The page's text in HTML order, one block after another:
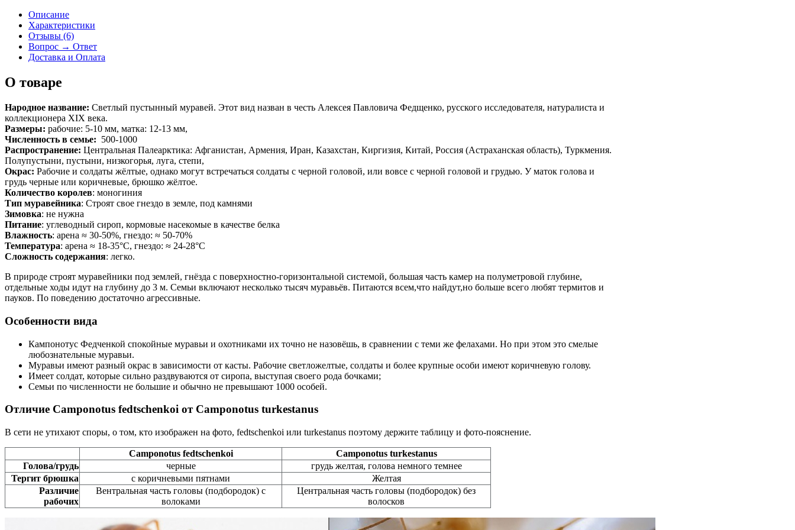
Описание
Характеристики
Отзывы (6)
Вопрос → Ответ
Доставка и Оплата
О товаре
Народное название: Светлый пустынный муравей. Этот вид назван в честь Алексея Павловича Федщенко, русского исследователя, натуралиста и
коллекционера XIX века.
Размеры: рабочие: 5-10 мм, матка: 12-13 мм,
Численность в семье: 500-1000
Распространение: Центральная Палеарктика: Афганистан, Армения, Иран, Казахстан, Киргизия, Китай, Россия (Астраханская область), Туркмения.
Полупустыни, пустыни, низкогорья, луга, степи,
Окрас: Рабочие и солдаты жёлтые, однако могут встречаться солдаты с черной головой, или вовсе с черной головой и грудью. У маток голова и
грудь черные или коричневые, брюшко жёлтое.
Количество королев: моногиния
Тип муравейника: Строят свое гнездо в земле, под камнями
Зимовка: не нужна
Питание: углеводный сироп, кормовые насекомые в качестве белка
Влажность: арена ≈ 30-50%, гнездо: ≈ 50-70%
Температура: арена ≈ 18-35°С, гнездо: ≈ 24-28°С
Сложность содержания: легко.
В природе строят муравейники под землей, гнёзда с поверхностно-горизонтальной системой, большая часть камер на полуметровой глубине,
отдельные ходы идут на глубину до 3 м. Семьи включают несколько тысяч муравьёв. Питаются всем,что найдут,но больше всего любят термитов и
пауков. По поведению достаточно агрессивные.
Особенности вида
Кампонотус Федченкой спокойные муравьи и охотниками их точно не назовёшь, в сравнении с теми же фелахами. Но при этом это смелые
любознательные муравьи.
Муравьи имеют разный окрас в зависимости от касты. Рабочие светложелтые, солдаты и более крупные особи имеют коричневую голову.
Имеет солдат, которые сильно раздвуваются от сиропа, выступая своего рода бочками;
Семьи по численности не большие и обычно не превышают 1000 особей.
Отличие Camponotus fedtschenkoi от Camponotus turkestanus
В сети не утихают споры, о том, кто изображен на фото, fedtschenkoi или turkestanus поэтому держите таблицу и фото-пояснение.
Camponotus fedtschenkoi Camponotus turkestanus
Голова/грудь
черные
грудь желтая, голова немного темнее
Тергит брюшка
с коричневыми пятнами
Желтая
Различие
рабочих
Вентральная часть головы (подбородок) с
волоками
Центральная часть головы (подбородок) без
волосков